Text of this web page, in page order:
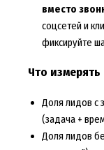
вместо
соцсетей и
фиксируйте
Что
Доля лидов с
(задача +
Доля лидов